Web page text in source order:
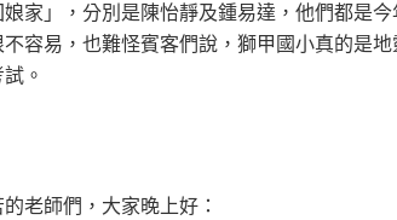
家」，分別是陳怡靜及鍾易達，他們都是
容易，也難怪賓客們說，獅甲國小真的是
。
老師們，大家晚上好：